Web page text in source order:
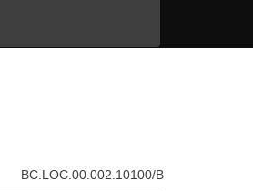
BC.LOC.00.002.10100/B